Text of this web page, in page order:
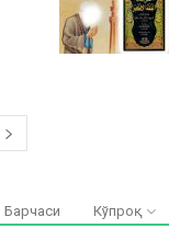
Барчаси Кўпроқ